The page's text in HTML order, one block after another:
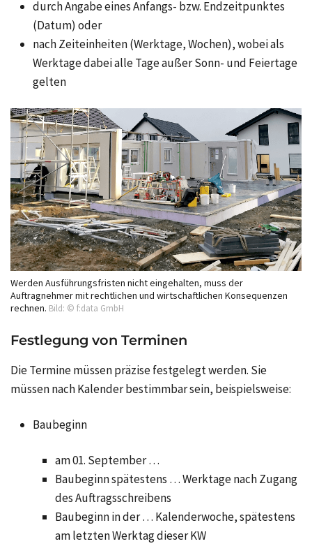
durch Angabe eines Anfangs- bzw. Endzeitpunktes
(Datum) oder
nach Zeiteinheiten (Werktage, Wochen), wobei als
Werktage dabei alle Tage außer Sonn- und Feiertage
gelten
Werden Ausführungsfristen nicht eingehalten, muss der
Auftragnehmer mit rechtlichen und wirtschaftlichen Konsequenzen
rechnen. Bild: © f:data GmbH
Festlegung von Terminen
Die Termine müssen präzise festgelegt werden. Sie
müssen nach Kalender bestimmbar sein, beispielsweise:
Baubeginn
am 01. September …
Baubeginn spätestens … Werktage nach Zugang
des Auftragsschreibens
Baubeginn in der … Kalenderwoche, spätestens
am letzten Werktag dieser KW